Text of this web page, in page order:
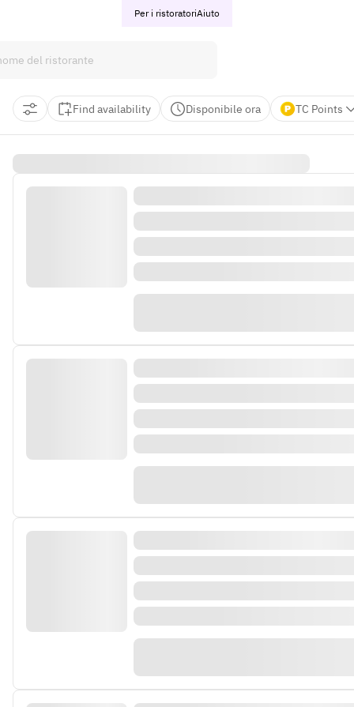
Per i ristoratoriAiuto
Find availability Disponibile ora TC Points